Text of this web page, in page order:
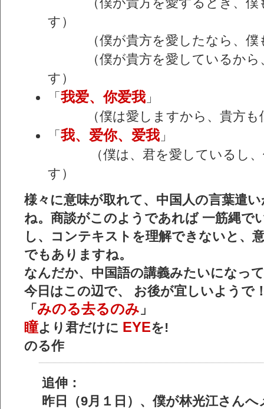
す）
（僕が貴方を愛したなら、僕
（僕が貴方を愛しているから
す）
「 我爱、你爱我 」
（僕は愛しますから、貴方も
「 我、爱你、爱我 」
（僕は、君を愛しているし、
す）
様々に意味が取れて、中国人の言葉遣
ね。商談がこのようであれば 一筋縄で
し、コンテキストを理解できないと、
でもありますね。
なんだか、中国語の講義みたいになっ
今日はこの辺で、 お後が宜しいようで
「 みのる去るのみ 」
瞳より君だけに EYEを!
のる作
追伸：
昨日（9月１日）、僕が林光江さん